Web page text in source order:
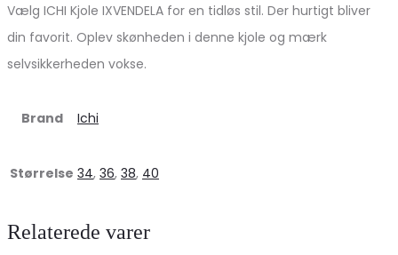
Vælg ICHI Kjole IXVENDELA for en tidløs stil. Der hurtigt bliver
din favorit. Oplev skønheden i denne kjole og mærk
selvsikkerheden vokse.
Brand Ichi
Størrelse 34, 36, 38, 40
Relaterede varer